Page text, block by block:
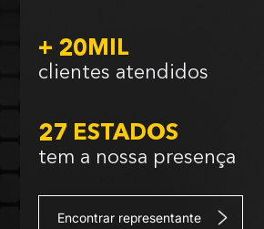
+ 20MIL
clientes atendidos
27 ESTADOS
tem a nossa presença
Encontrar representante